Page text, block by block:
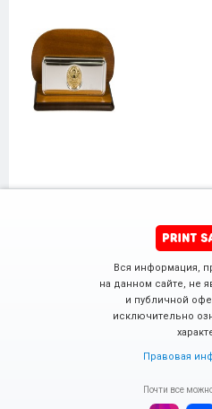
Вся информация,
на данном сайте, не
и публичной
исключительно
Правовая
Почти все